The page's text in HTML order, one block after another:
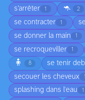
s’arrêter 1 🦘 2
se contracter 1
se donner la main 1
se recroqueviller 1
🧍 8 se tenir
secouer les cheveux 1
splashing dans l'eau 1